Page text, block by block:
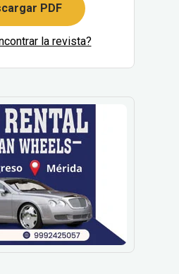
PDF
la revista?